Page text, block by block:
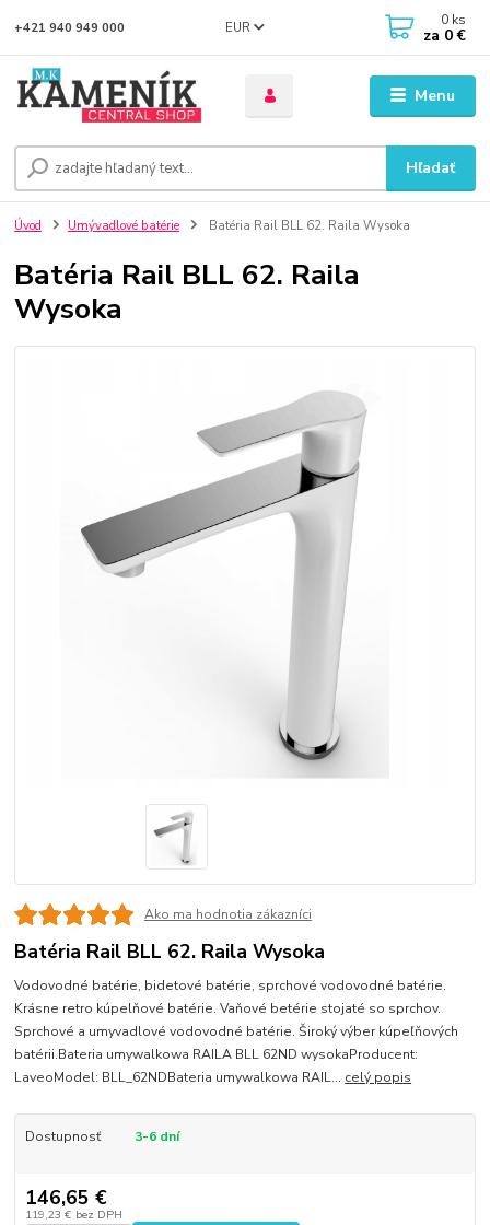
Menu
EUR
Hľadať
+421 940 949 000 0 ks
za 0 €
Úvod Umývadlové batérie Batéria Rail BLL 62. Raila Wysoka
Batéria Rail BLL 62. Raila
Wysoka
Ako ma hodnotia zákazníci
Batéria Rail BLL 62. Raila Wysoka
Vodovodné batérie, bidetové batérie, sprchové vodovodné batérie.
Krásne retro kúpelňové batérie. Vaňové betérie stojaté so sprchov.
Sprchové a umyvadlové vodovodné batérie. Široký výber kúpeľňových
batérii.Bateria umywalkowa RAILA BLL 62ND wysokaProducent:
LaveoModel: BLL_62NDBateria umywalkowa RAIL... celý popis
Dostupnosť 3-6 dní
146,65 €
119,23 € bez DPH